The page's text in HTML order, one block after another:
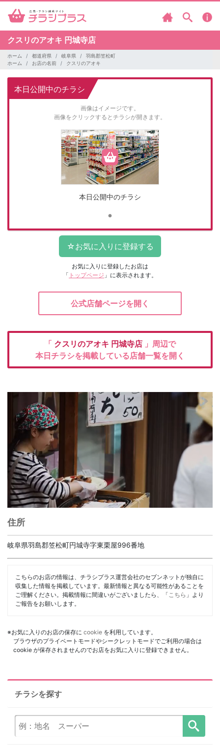
クスリのアオキ 円城寺店
ホーム 都道府県 岐阜県
羽島郡笠松町
ホーム
お店の名前 クスリのアオキ
本日公開中のチラシ
画像はイメージです。
画像をクリックするとチラシが開きます。
本日公開中のチラシ
お気に入りに登録したお店は
「 トップページ 」に表示されます。
公式店舗ページを開く
「 クスリのアオキ 円城寺店 」周辺で
本日チラシを掲載している店舗一覧を開く
住所
岐阜県羽島郡笠松町円城寺字東栗屋996番地
こちらのお店の情報は、チラシプラス運営会社のセブンネットが独自に
収集した情報を掲載しています。最新情報と異なる可能性があることを
ご理解ください。掲載情報に間違いがございましたら、「 こちら 」より
ご報告をお願いします。
※お気に入りのお店の保存に cookie を利用しています。
ブラウザのプライベートモードやシークレットモードでご利用の場合は
cookie が保存されませんのでお店をお気に入りに登録できません。
チラシを探す